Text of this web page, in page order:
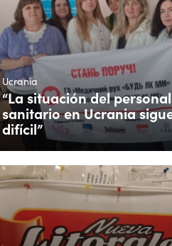
Ucrania
“La situación del personal
sanitario en Ucrania
difícil”